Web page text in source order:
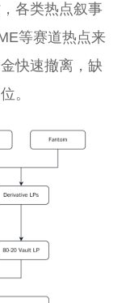
各类热点叙事
等赛道热点来
快速撤离，缺
。